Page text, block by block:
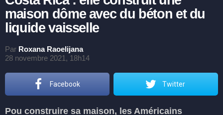
maison dôme avec du béton et du
liquide vaisselle
Par Roxana Raoelijana
28 novembre 2021, 18h14
Facebook Twitter
Pou construire sa maison, les Américains